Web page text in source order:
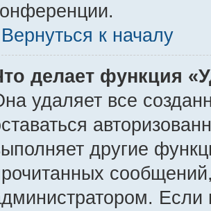
Вернуться к началу
делает функция
удаляет все
другие
Если